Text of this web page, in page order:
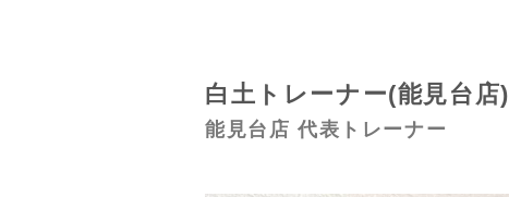
白土トレーナー(能見台店)
能見台店 代表トレーナー